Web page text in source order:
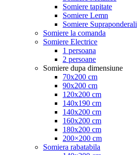
Somiere tapitate
Somiere Lemn
Somiere Supraponderali
Somiere la comanda
Somiere Electrice
1 persoana
2 persoane
Somiere dupa dimensiune
70x200 cm
90x200 cm
120x200 cm
140x190 cm
140x200 cm
160x200 cm
180x200 cm
200×200 cm
Somiera rabatabila